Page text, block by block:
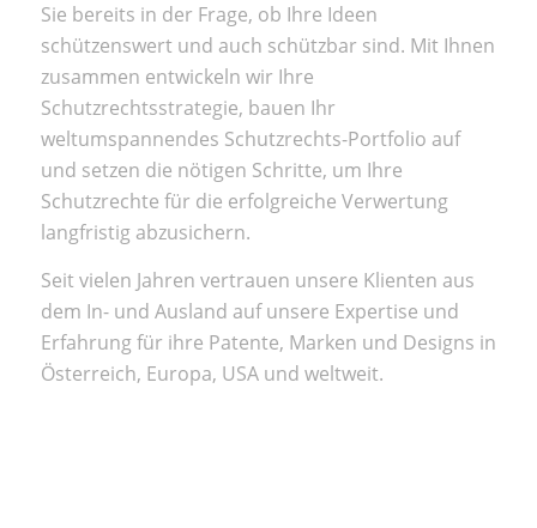
Sie bereits in der Frage, ob Ihre Ideen
schützenswert und auch schützbar sind. Mit Ihnen
zusammen entwickeln wir Ihre
Schutzrechtsstrategie, bauen Ihr
weltumspannendes Schutz­rechts-Portfolio auf
und setzen die nötigen Schritte, um Ihre
Schutzrechte für die erfolgreiche Verwertung
langfristig abzusichern.
Seit vielen Jahren vertrauen unsere Klienten aus
dem In- und Ausland auf unsere Expertise und
Erfahrung für ihre Patente, Marken und Designs in
Österreich, Europa, USA und weltweit.